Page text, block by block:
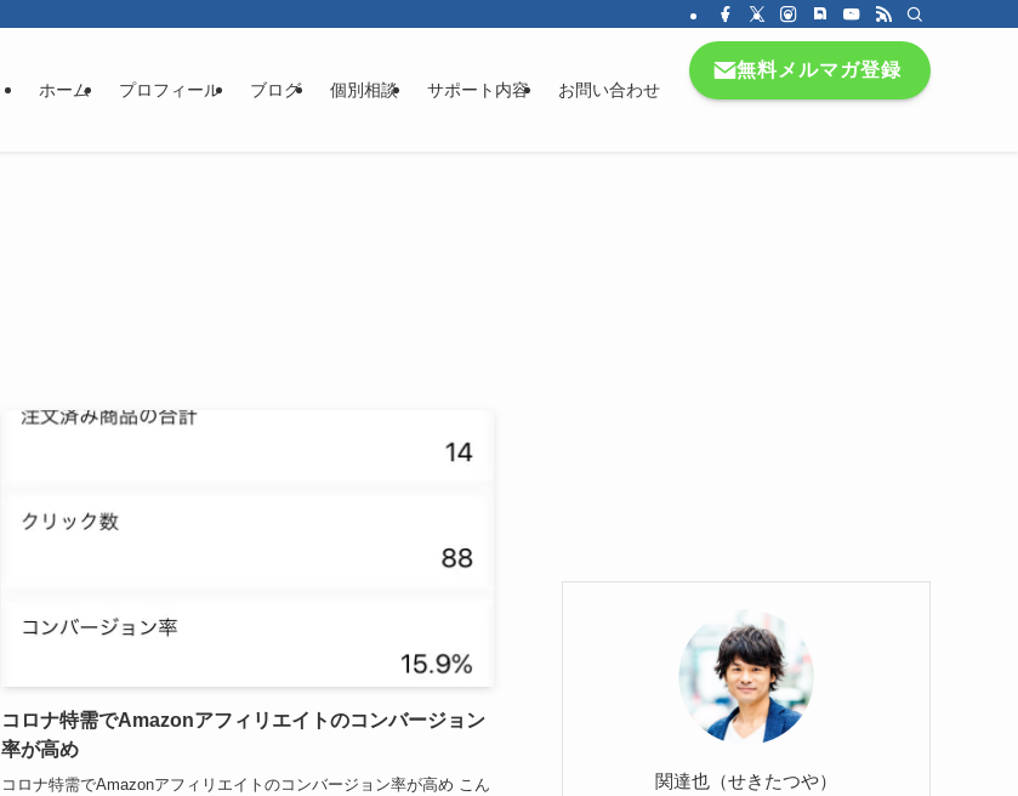
ホーム プロフィール ブログ 個別相談 サポート内容 お問い合わせ
無料メルマガ登録
コロナ特需でAmazonアフィリエイトのコンバージョン
率が高め
コロナ特需でAmazonアフィリエイトのコンバージョン率が高め こん
関達也（せきたつや）